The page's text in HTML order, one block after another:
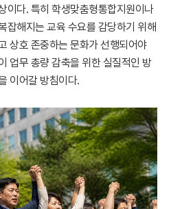
이다. 특히 학생맞춤형통합지원이나
잡해지는 교육 수요를 감당하기 위해
상호 존중하는 문화가 선행되어야
업무 총량 감축을 위한 실질적인 방
이어갈 방침이다.